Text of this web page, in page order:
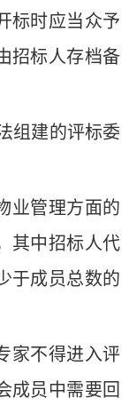
标时应当众予
招标人存档备
组建的评标委
业管理方面的
其中招标人代
于成员总数的
家不得进入评
成员中需要回